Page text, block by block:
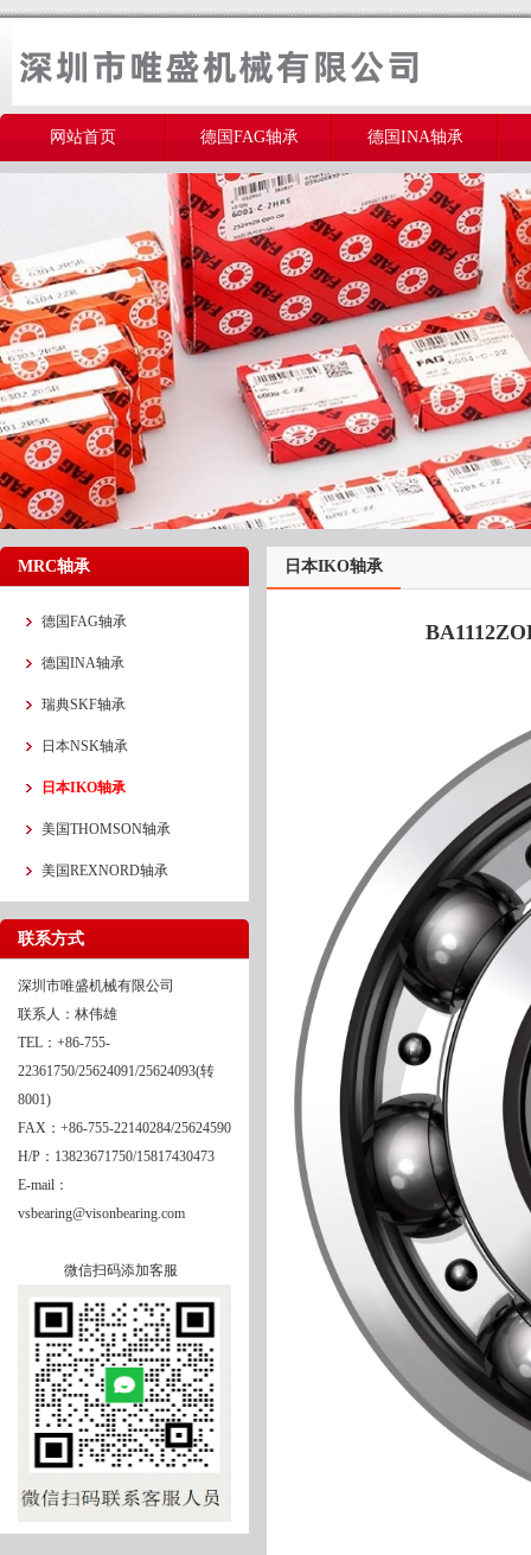
网站首页 德国FAG轴承 德国INA轴承
MRC轴承
德国FAG轴承
德国INA轴承
瑞典SKF轴承
日本NSK轴承
日本IKO轴承
美国THOMSON轴承
美国REXNORD轴承
联系方式
深圳市唯盛机械有限公司
联系人：林伟雄
TEL：+86-755-
22361750/25624091/25624093(转
8001)
FAX：+86-755-22140284/25624590
H/P：13823671750/15817430473
E-mail：
vsbearing@visonbearing.com
微信扫码添加客服
日本IKO轴承